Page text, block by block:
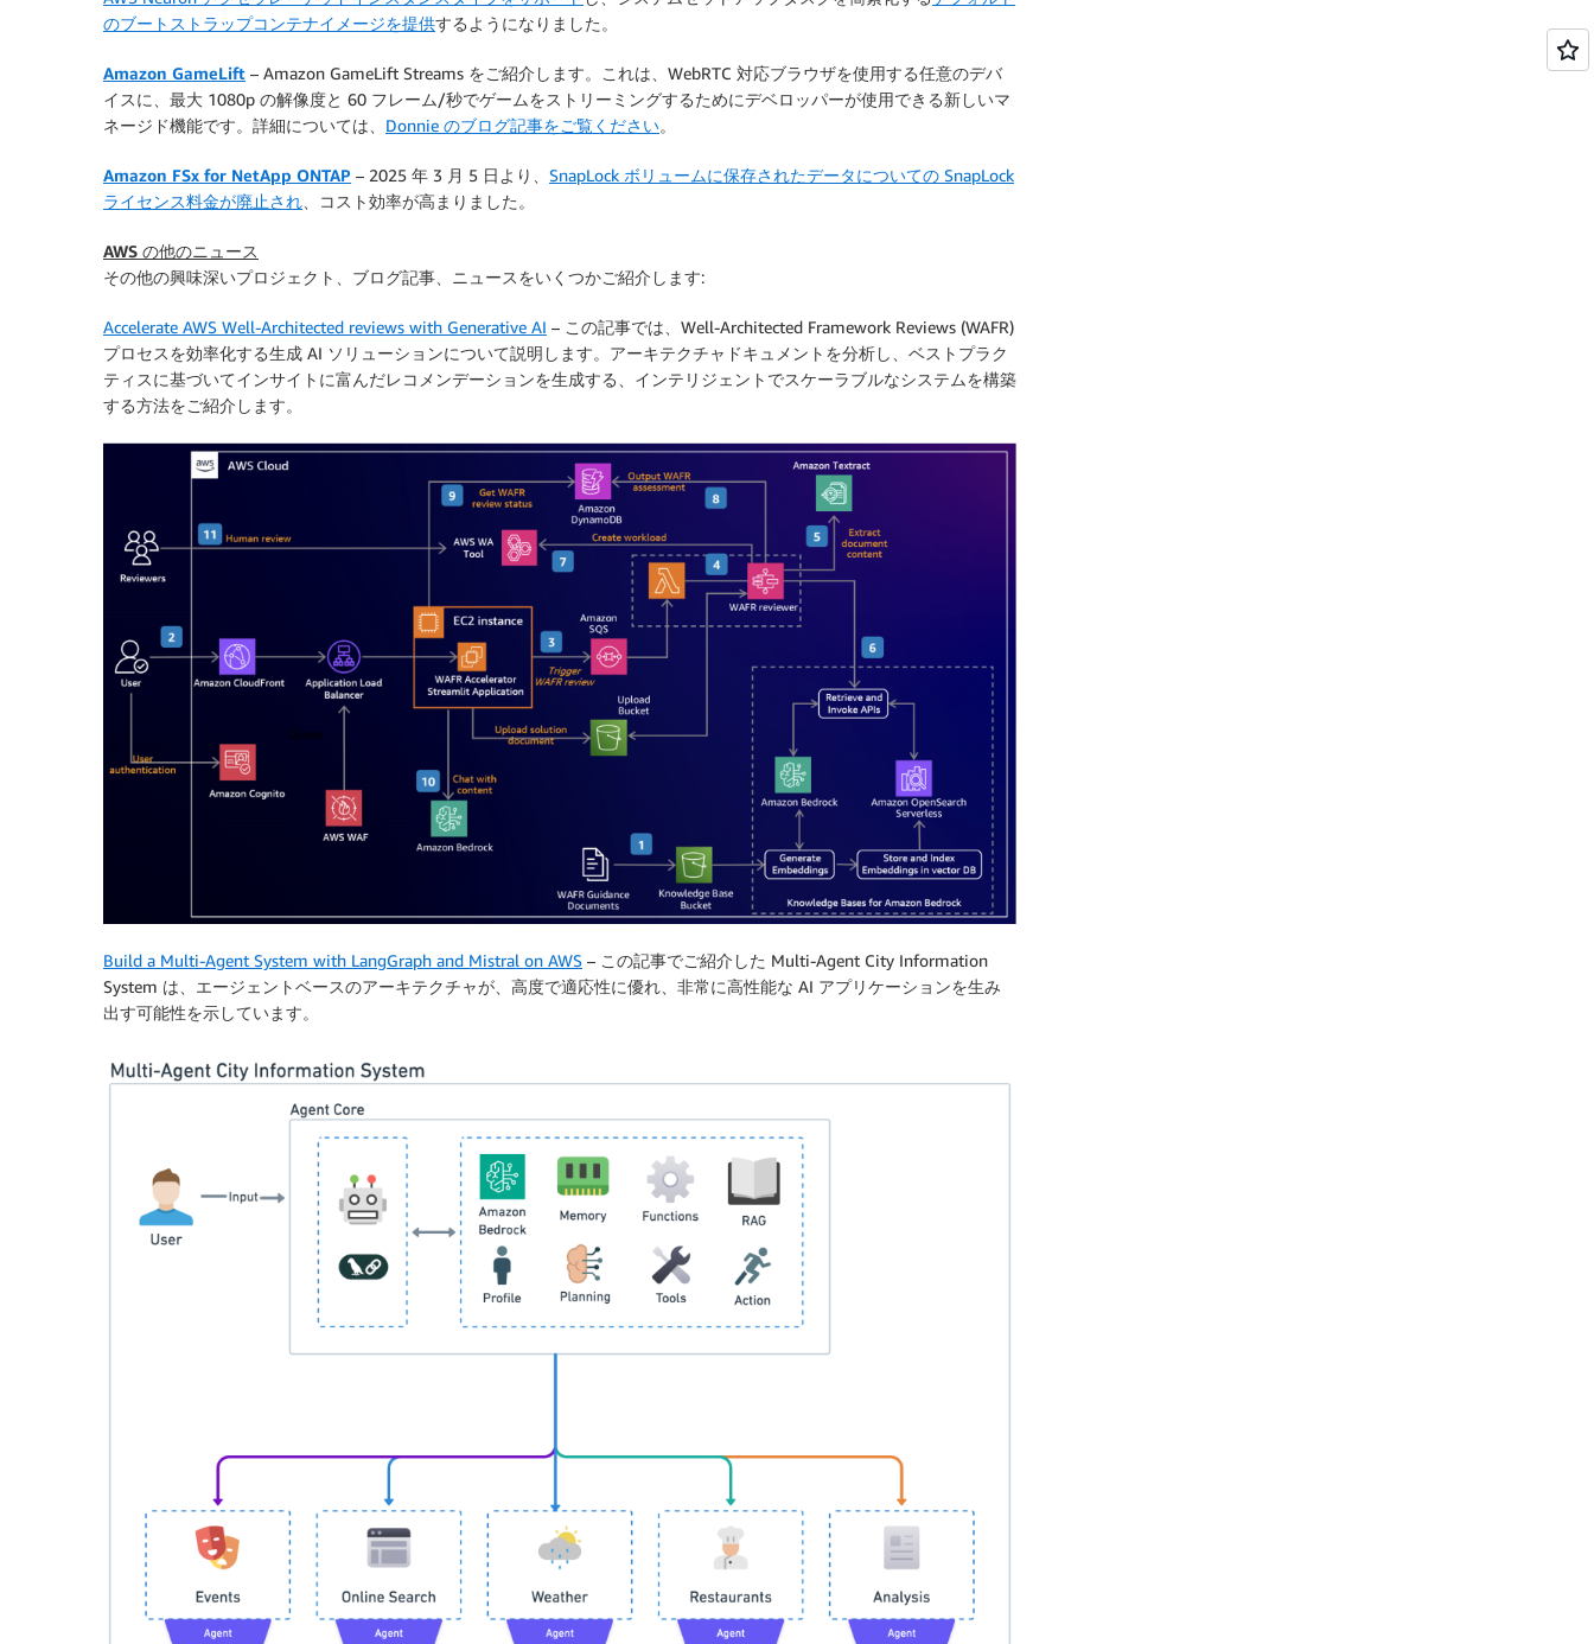
のブートストラップコンテナイメージを提供するようになりました。
Amazon GameLift – Amazon GameLift Streams をご紹介します。これは、WebRTC 対応ブラウザを使用する任意のデバ
イスに、最大 1080p の解像度と 60 フレーム/秒でゲームをストリーミングするためにデベロッパーが使用できる新しいマ
ネージド機能です。詳細については、 Donnie のブログ記事をご覧ください。
Amazon FSx for NetApp ONTAP – 2025 年 3 月 5 日より、 SnapLock ボリュームに保存されたデータについての SnapLock
ライセンス料金が廃止され、コスト効率が高まりました。
AWS の他のニュース
その他の興味深いプロジェクト、ブログ記事、ニュースをいくつかご紹介します:
Accelerate AWS Well-Architected reviews with Generative AI – この記事では、Well-Architected Framework Reviews (WAFR)
プロセスを効率化する生成 AI ソリューションについて説明します。アーキテクチャドキュメントを分析し、ベストプラク
ティスに基づいてインサイトに富んだレコメンデーションを生成する、インテリジェントでスケーラブルなシステムを構築
する方法をご紹介します。
Build a Multi-Agent System with LangGraph and Mistral on AWS – この記事でご紹介した Multi-Agent City Information
System は、エージェントベースのアーキテクチャが、高度で適応性に優れ、非常に高性能な AI アプリケーションを生み
出す可能性を示しています。